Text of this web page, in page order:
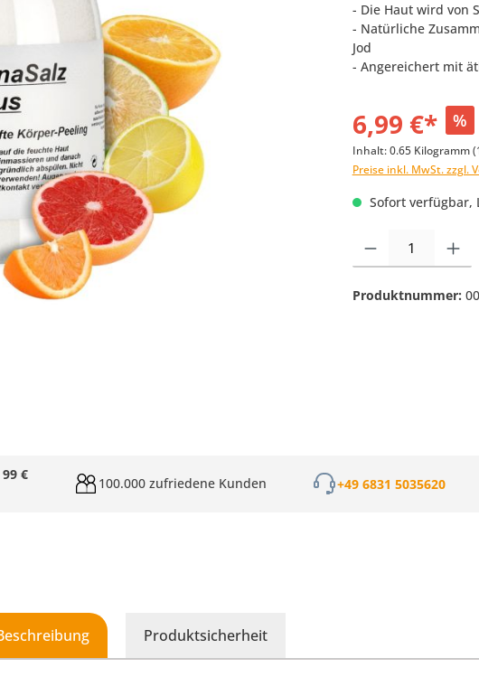
- Die Haut wird von
- Natürliche
Jod
- Angereichert mit
6,99 €* %
Inhalt:0.65 Kilogramm
Preise inkl. MwSt. zzgl.
Sofort verfügbar,
Produkt Anzahl: Gib
Produktnummer:
€
100.000 zufriedene Kunden +49 6831 5035620
Produktsicherheit